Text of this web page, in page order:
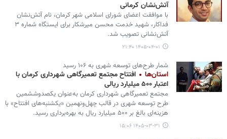
آتش‌نشان کرمانی
با موافقت اعضای شورای اسلامی شهر کرمان، نام آتش‌نشان
فداکار، شهید خدمت محسن میرشکار برای ایستگاه شماره ۳
آتش‌نشانی تصویب شد.
۱۴۰۵-۰۴-۰۱ ۲۱:۴۰
شمار طرح‌های توسعه شهری به ۱۰۶ رسید
استان‌ها
افتتاح مجتمع تعمیرگاهی شهرداری کرمان با
اعتبار ۵۰۰ میلیارد ریالی
مجتمع تعمیرگاهی شهرداری کرمان به‌عنوان یکصدوششمین
طرح توسعه شهری در قالب چهل‌ونهمین «یکشنبه‌های افتتاح» با
هزینه‌ای بالغ بر ۵۰۰ میلیارد ریال به بهره‌برداری رسید.
۱۴۰۵-۰۳-۳۱ ۱۵:۰۶